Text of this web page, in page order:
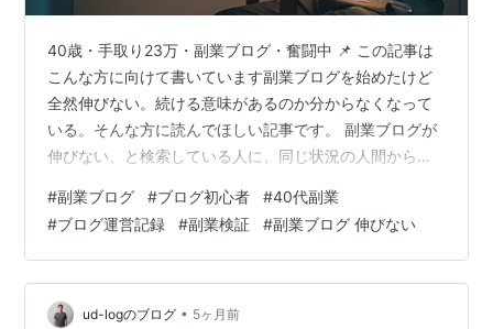
40歳・手取り23万・副業ブログ・奮闘中 📌 この記事は
こんな方に向けて書いています副業ブログを始めたけど
全然伸びない。続ける意味があるのか分からなくなって
いる。そんな方に読んでほしい記事です。 副業ブログが
伸びない、と検索している人に、同じ状況の人間から書
応がない。収益は当然0円。 「自分だけがうまくいって
いないんじゃないか」そう感じた夜が、何度もありまし
た。 今これを書いているのは、ブログを始めて約1ヶ月。
14本目の記事です。状況は正直、まだ地味です。それで
もやめていない。 今日は、その理由を書こうと思いま
#副業ブログ #ブログ初心者 #40代副業
#ブログ運営記録 #副業検証 #副業ブログ 伸びない
ud-logのブログ • 5ヶ月前